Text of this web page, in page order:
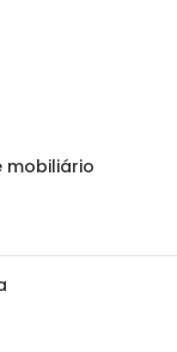
mobiliário